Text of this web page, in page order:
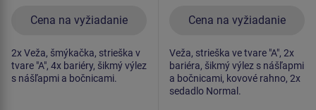
Cena na vyžiadanie
2x Veža, šmýkačka, strieška v
tvare "A", 4x bariéry, šikmý výlez
s nášľapmi a bočnicami.
Cena na vyžiadanie
Veža, strieška ve tvare "A", 2x
bariéra, šikmý výlez s nášľapmi
a bočnicami, kovové rahno, 2x
sedadlo Normal.